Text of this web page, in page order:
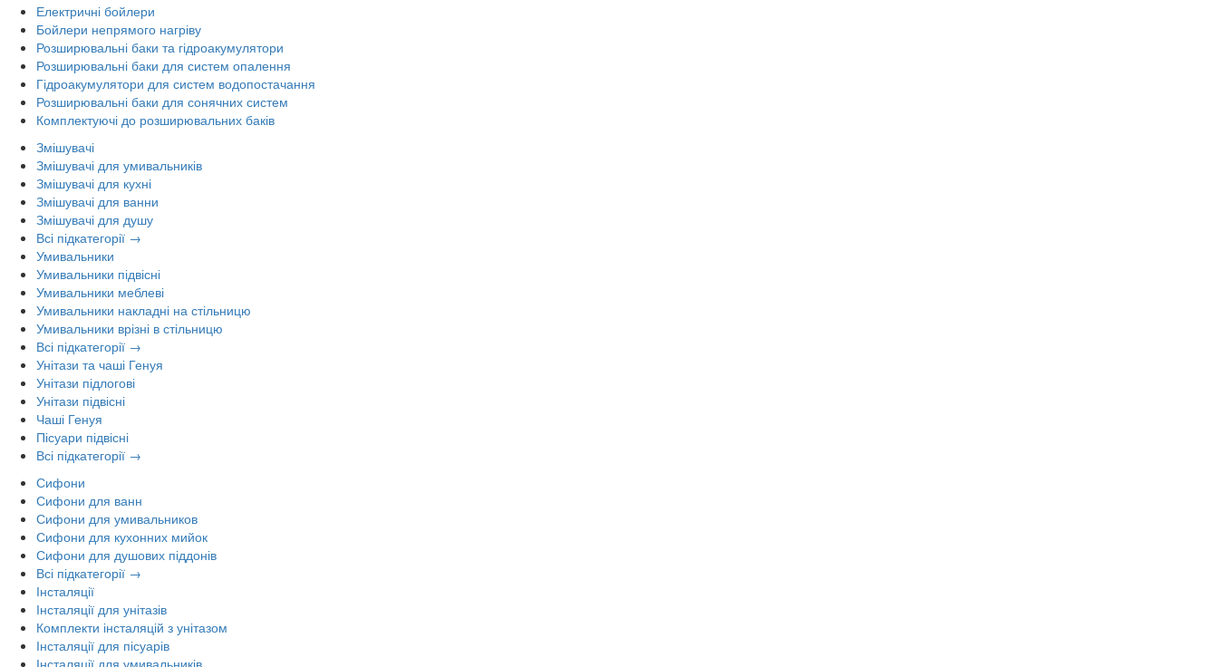
Електричні бойлери
Бойлери непрямого нагріву
Розширювальні баки та гідроакумулятори
Розширювальні баки для систем опалення
Гідроакумулятори для систем водопостачання
Розширювальні баки для сонячних систем
Комплектуючі до розширювальних баків
Змішувачі
Змішувачі для умивальників
Змішувачі для кухні
Змішувачі для ванни
Змішувачі для душу
Всі підкатегорії →
Умивальники
Умивальники підвісні
Умивальники меблеві
Умивальники накладні на стільницю
Умивальники врізні в стільницю
Всі підкатегорії →
Унітази та чаші Генуя
Унітази підлогові
Унітази підвісні
Чаші Генуя
Пісуари підвісні
Всі підкатегорії →
Сифони
Сифони для ванн
Сифони для умивальников
Сифони для кухонних мийок
Сифони для душових піддонів
Всі підкатегорії →
Інсталяції
Інсталяції для унітазів
Комплекти інсталяцій з унітазом
Інсталяції для пісуарів
Інсталяції для умивальників